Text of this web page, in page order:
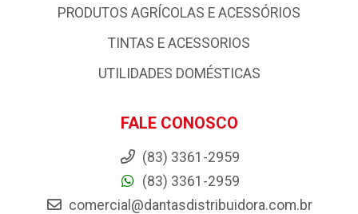
PRODUTOS AGRÍCOLAS E ACESSÓRIOS
TINTAS E ACESSORIOS
UTILIDADES DOMÉSTICAS
FALE CONOSCO
(83) 3361-2959
(83) 3361-2959
comercial@dantasdistribuidora.com.br